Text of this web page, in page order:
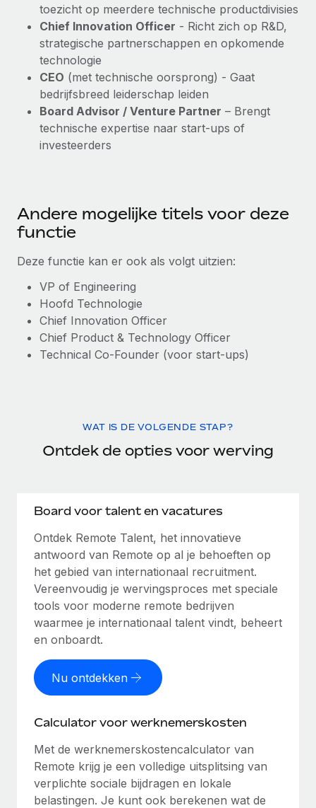
toezicht op meerdere technische productdivisies
Chief Innovation Officer - Richt zich op R&D,
strategische partnerschappen en opkomende
technologie
CEO (met technische oorsprong) - Gaat
bedrijfsbreed leiderschap leiden
Board Advisor / Venture Partner – Brengt
technische expertise naar start-ups of
investeerders
Andere mogelijke titels voor deze
functie
Deze functie kan er ook als volgt uitzien:
VP of Engineering
Hoofd Technologie
Chief Innovation Officer
Chief Product & Technology Officer
Technical Co-Founder (voor start-ups)
WAT IS DE VOLGENDE STAP?
Ontdek de opties voor werving
Board voor talent en vacatures
Ontdek Remote Talent, het innovatieve
antwoord van Remote op al je behoeften op
het gebied van internationaal recruitment.
Vereenvoudig je wervingsproces met speciale
tools voor moderne remote bedrijven
waarmee je internationaal talent vindt, beheert
en onboardt.
Nu ontdekken
Calculator voor werknemerskosten
Met de werknemerskostencalculator van
Remote krijg je een volledige uitsplitsing van
verplichte sociale bijdragen en lokale
belastingen. Je kunt ook berekenen wat de